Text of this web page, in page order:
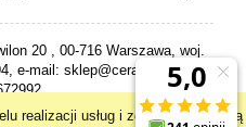
realizacji usług i zgodnie z Polityką
20 , 00-716 Warszawa, woj.
, e-mail: sklep@ceralux.pl, NIP: